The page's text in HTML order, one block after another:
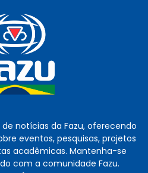
de notícias da Fazu, oferecendo
eventos, pesquisas, projetos
acadêmicas. Mantenha-se
com a comunidade Fazu.